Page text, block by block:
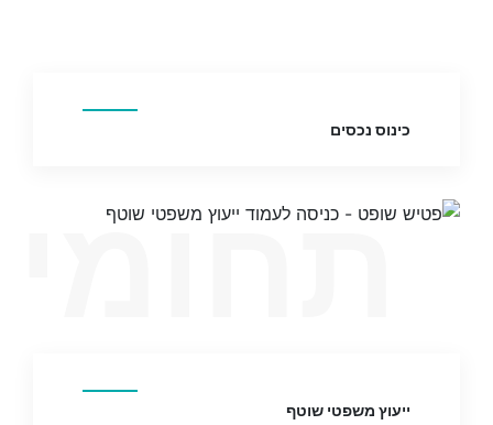
תחומי
כינוס נכסים
ייעוץ משפטי שוטף